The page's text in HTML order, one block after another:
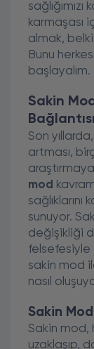
karmaşası
almak, belki
Bunu
başlayalım.
Sakin
Bağlantısı
Son yıllarda,
artması,
mod
sağlıklarını
sunuyor.
değişikliği
felsefesiyle
sakin mod
nasıl
Sakin
Sakin mod,
uzaklaşıp,